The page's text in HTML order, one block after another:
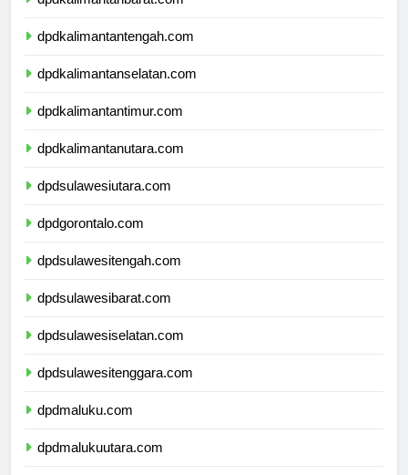
dpdkalimantantengah.com
dpdkalimantanselatan.com
dpdkalimantantimur.com
dpdkalimantanutara.com
dpdsulawesiutara.com
dpdgorontalo.com
dpdsulawesitengah.com
dpdsulawesibarat.com
dpdsulawesiselatan.com
dpdsulawesitenggara.com
dpdmaluku.com
dpdmalukuutara.com